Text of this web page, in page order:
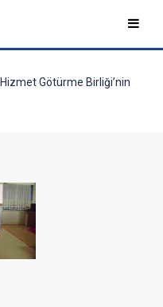
Götürme Birliği’nin